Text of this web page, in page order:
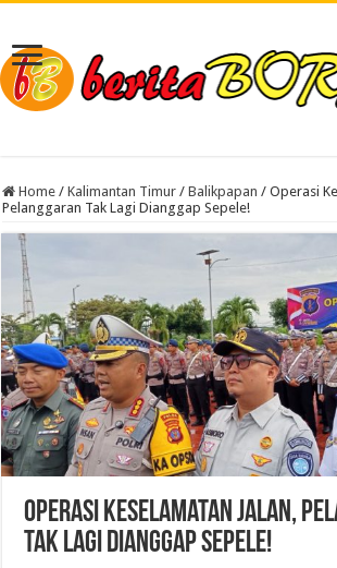
Home / Kalimantan Timur / Balikpapan / Operasi
Pelanggaran Tak Lagi Dianggap Sepele!
Operasi Keselamatan Jalan,
Tak Lagi Dianggap Sepele!